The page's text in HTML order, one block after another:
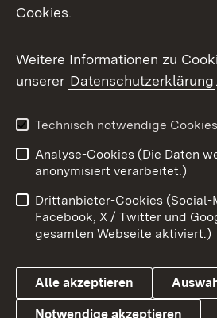
Messenger
Social Wall
X / Twitter
Youtube
Benutzungshinweise
Datenschutz
Cookies.
Weitere Informationen zu
unserer Datenschutzerklärung.
Technisch notwendige Cookies
Analyse-Cookies (Die Daten
anonymisiert verarbeitet.)
Drittanbieter-Cookies (Social-
Facebook, X / Twitter und
gesamten Webseite aktiviert.)
Alle akzeptieren
Notwendige akzeptieren